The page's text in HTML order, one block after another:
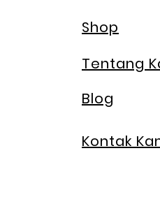
Shop
Tentang
Blog
Kontak